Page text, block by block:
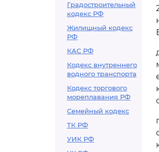
Градостроительный
кодекс РФ
Жилищный кодекс
РФ
КАС РФ
Кодекс внутреннего
водного транспорта
Кодекс торгового
мореплавания РФ
Семейный кодекс
ТК РФ
УИК РФ